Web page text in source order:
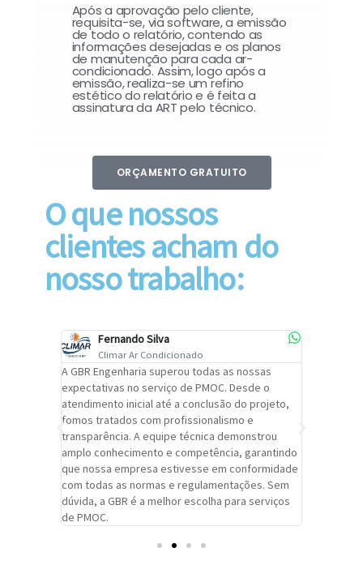
Após a aprovação pelo cliente,
requisita-se, via software, a emissão
de todo o relatório, contendo as
informações desejadas e os planos
de manutenção para cada ar-
condicionado. Assim, logo após a
emissão, realiza-se um refino
estético do relatório e é feita a
assinatura da ART pelo técnico.
ORÇAMENTO GRATUITO
O que nossos
clientes acham do
nosso trabalho:
Fernando Silva
Climar Ar Condicionado
A GBR Engenharia superou todas as nossas
expectativas no serviço de PMOC. Desde o
atendimento inicial até a conclusão do projeto,
fomos tratados com profissionalismo e
transparência. A equipe técnica demonstrou
amplo conhecimento e competência, garantindo
que nossa empresa estivesse em conformidade
com todas as normas e regulamentações. Sem
dúvida, a GBR é a melhor escolha para serviços
de PMOC.